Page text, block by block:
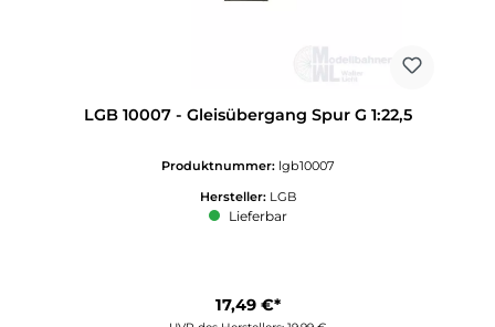
LGB 10007 - Gleisübergang Spur G 1:22,5
Produktnummer: lgb10007
Hersteller: LGB
Lieferbar
17,49 €*